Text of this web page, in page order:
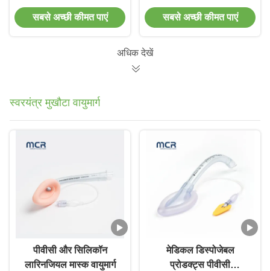
डिस्पोजेबल प्रबलित
एंडोट्रैकियल ट्यूब
सबसे अच्छी कीमत पाएं
ट्यूब डीईएचपी मुक्त
सबसे अच्छी कीमत पाएं
अधिक देखें
स्वरयंत्र मुखौटा वायुमार्ग
पीवीसी और सिलिकॉन
लारिनजियल मास्क वायुमार्ग
मेडिकल डिस्पोजेबल
प्रोडक्ट्स पीवीसी